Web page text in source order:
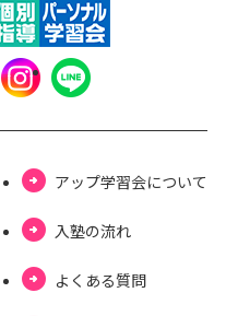
アップ学習会について
⼊塾の流れ
よくある質問